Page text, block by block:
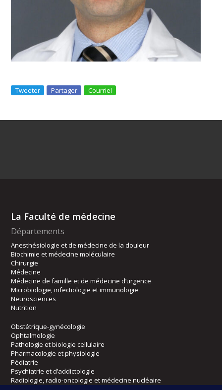
Tweeter Partager Courriel
La Faculté de médecine
Départements
Anesthésiologie et de médecine de la douleur
Biochimie et médecine moléculaire
Chirurgie
Médecine
Médecine de famille et de médecine d’urgence
Microbiologie, infectiologie et immunologie
Neurosciences
Nutrition
Obstétrique-gynécologie
Ophtalmologie
Pathologie et biologie cellulaire
Pharmacologie et physiologie
Pédiatrie
Psychiatrie et d’addictologie
Radiologie, radio-oncologie et médecine nucléaire